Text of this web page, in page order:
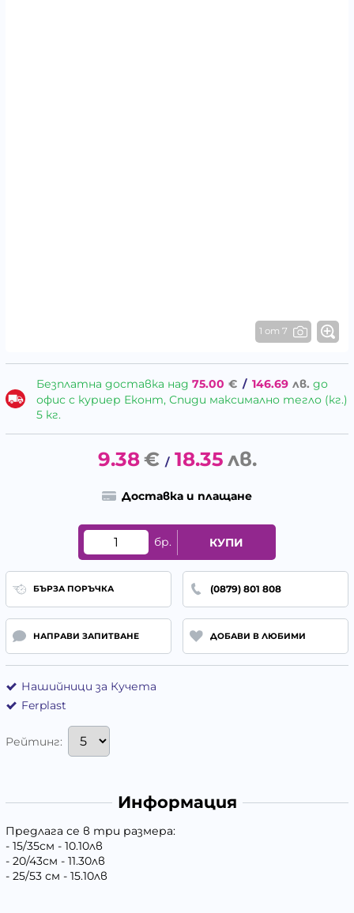
1 от 7
Безплатна доставка над 75.00 € / 146.69 лв. до
офис с куриер Еконт, Спиди максимално тегло (кг.)
5 кг.
9.38€ / 18.35 лв.
Доставка и плащане
бр. КУПИ
БЪРЗА ПОРЪЧКА (0879) 801 808
НАПРАВИ ЗАПИТВАНЕ ДОБАВИ В ЛЮБИМИ
Нашийници за Кучета
Ferplast
Рейтинг:
Информация
Предлага се в три размера:
- 15/35см - 10.10лв
- 20/43см - 11.30лв
- 25/53 см - 15.10лв